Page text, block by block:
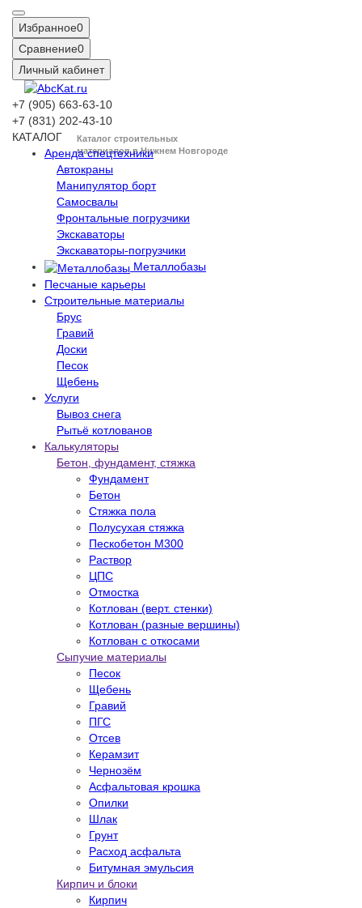
Избранное0
Сравнение0
Личный кабинет
Каталог строительных
материалов в Нижнем Новгороде
+7 (905) 663-63-10
+7 (831) 202-43-10
КАТАЛОГ
Аренда спецтехники
Автокраны
Манипулятор борт
Самосвалы
Фронтальные погрузчики
Экскаваторы
Экскаваторы-погрузчики
Металлобазы
Песчаные карьеры
Строительные материалы
Брус
Гравий
Доски
Песок
Щебень
Услуги
Вывоз снега
Рытьё котлованов
Калькуляторы
Бетон, фундамент, стяжка
Фундамент
Бетон
Стяжка пола
Полусухая стяжка
Пескобетон М300
Раствор
ЦПС
Отмостка
Котлован (верт. стенки)
Котлован (разные вершины)
Котлован с откосами
Сыпучие материалы
Песок
Щебень
Гравий
ПГС
Отсев
Керамзит
Чернозём
Асфальтовая крошка
Опилки
Шлак
Грунт
Расход асфальта
Битумная эмульсия
Кирпич и блоки
Кирпич